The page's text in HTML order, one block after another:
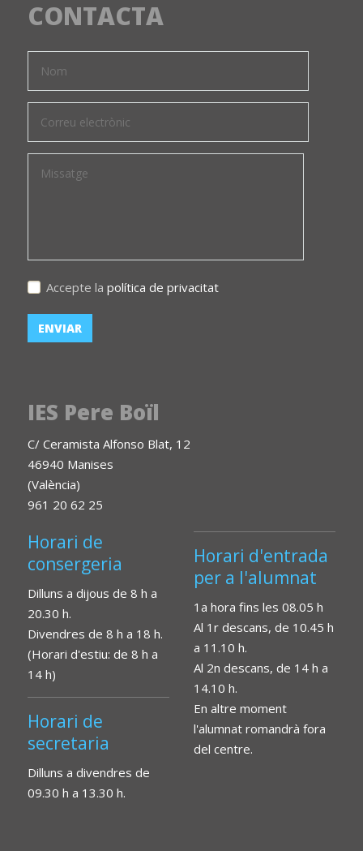
CONTACTA
Accepte la política de privacitat
IES Pere Boïl
C/ Ceramista Alfonso Blat, 12
46940 Manises
(València)
961 20 62 25
Horari de
consergeria
Dilluns a dijous de 8 h a
20.30 h.
Divendres de 8 h a 18 h.
(Horari d'estiu: de 8 h a
14 h)
Horari de
secretaria
Dilluns a divendres de
09.30 h a 13.30 h.
Horari d'entrada
per a l'alumnat
1a hora fins les 08.05 h
Al 1r descans, de 10.45 h
a 11.10 h.
Al 2n descans, de 14 h a
14.10 h.
En altre moment
l'alumnat romandrà fora
del centre.